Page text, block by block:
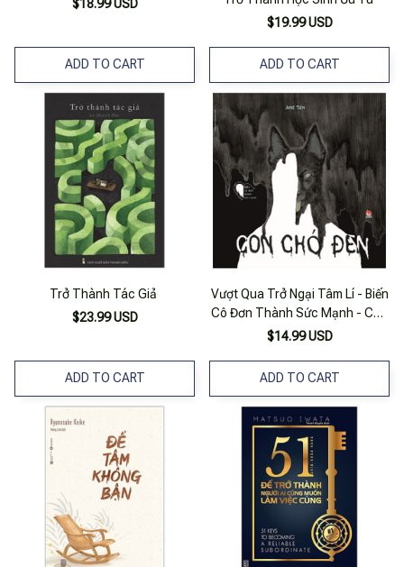
$18.99 USD
ADD TO CART
$19.99 USD
ADD TO CART
Trở Thành Tác Giả
$23.99 USD
ADD TO CART
Vượt Qua Trở Ngại Tâm Lí - Biến
Cô Đơn Thành Sức Mạnh - Con
Chó Đen
$14.99 USD
ADD TO CART